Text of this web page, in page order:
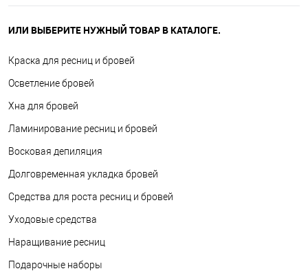
ИЛИ ВЫБЕРИТЕ НУЖНЫЙ ТОВАР В КАТАЛОГЕ.
Краска для ресниц и бровей
Осветление бровей
Хна для бровей
Ламинирование ресниц и бровей
Восковая депиляция
Долговременная укладка бровей
Средства для роста ресниц и бровей
Уходовые средства
Наращивание ресниц
Подарочные наборы